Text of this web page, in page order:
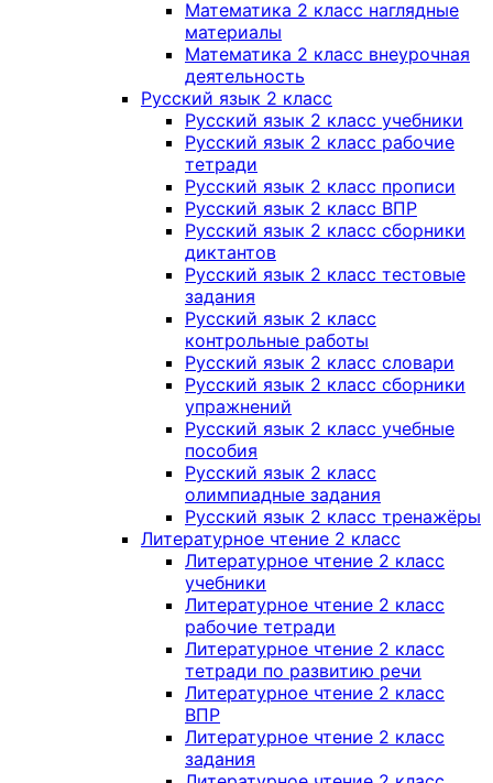
Математика 2 класс наглядные
материалы
Математика 2 класс внеурочная
деятельность
Русский язык 2 класс
Русский язык 2 класс учебники
Русский язык 2 класс рабочие
тетради
Русский язык 2 класс прописи
Русский язык 2 класс ВПР
Русский язык 2 класс сборники
диктантов
Русский язык 2 класс тестовые
задания
Русский язык 2 класс
контрольные работы
Русский язык 2 класс словари
Русский язык 2 класс сборники
упражнений
Русский язык 2 класс учебные
пособия
Русский язык 2 класс
олимпиадные задания
Русский язык 2 класс тренажёры
Литературное чтение 2 класс
Литературное чтение 2 класс
учебники
Литературное чтение 2 класс
рабочие тетради
Литературное чтение 2 класс
тетради по развитию речи
Литературное чтение 2 класс
ВПР
Литературное чтение 2 класс
задания